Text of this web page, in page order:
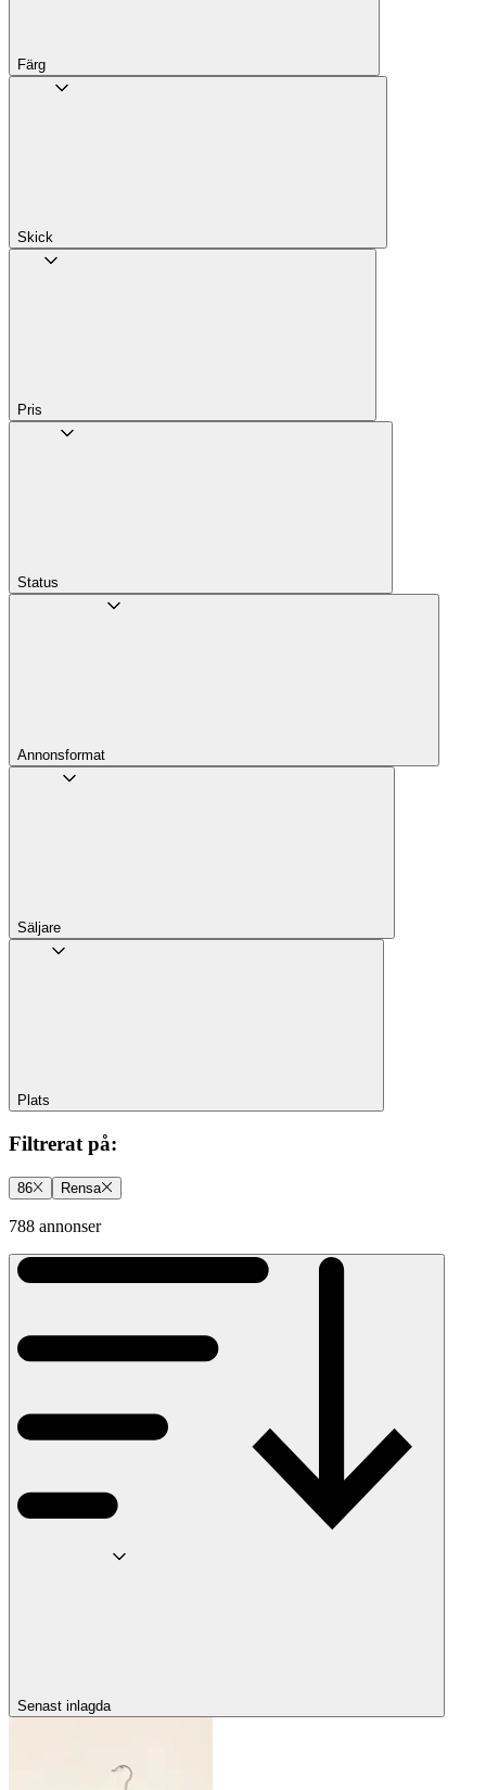
Färg
Skick
Pris
Status
Annons­format
Säljare
Plats
Filtrerat på:
86 Rensa
788 annonser
Senast inlagda